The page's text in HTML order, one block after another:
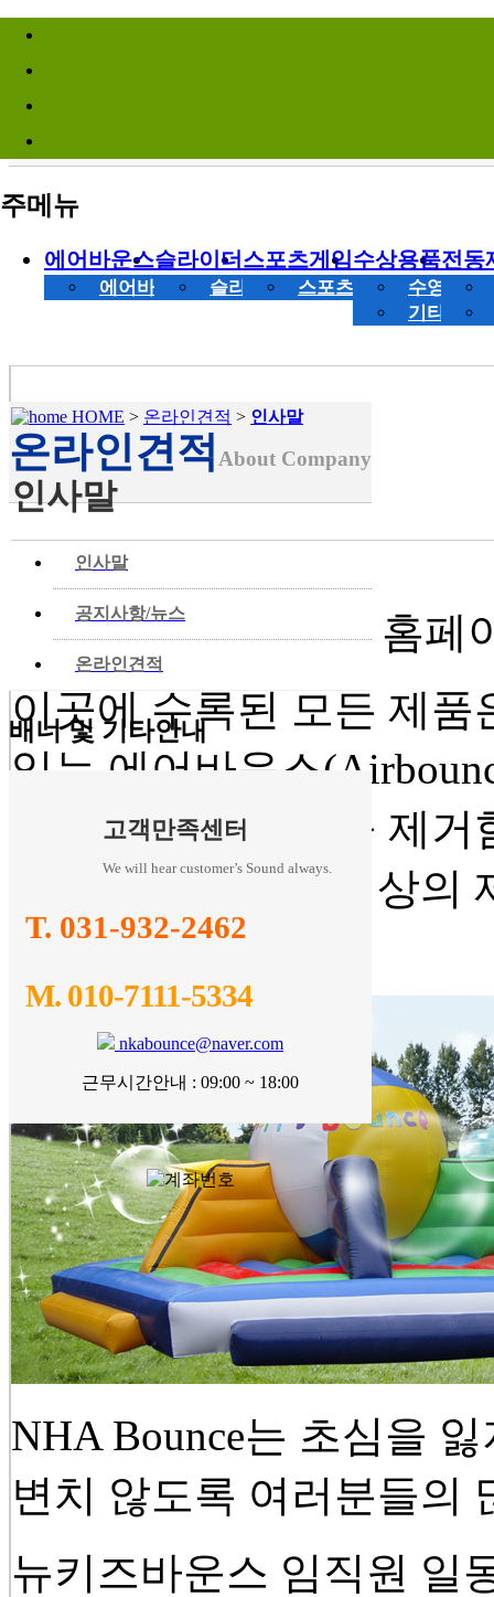
바로가기메뉴
주메뉴
에어바운스
에어바운스
슬라이더
슬라이더
스포츠게임
스포츠게임
수상용품
수영장
기타 수상
전동
온라인견적 About Company
인사말
공지사항/뉴스
온라인견적
배너 및 기타안내
고객만족센터
We will hear customer’s Sound always.
T. 031-932-2462
M. 010-7111-5334
nkabounce@naver.com
근무시간안내 : 09:00 ~ 18:00
HOME > 온라인견적 > 인사말
인사말
New Kids Bounce의 홈
이곳에 수록된 모든 제
있는 에어바운스
을 엄선하여 거품을 제
거움을 원칙으로 최상
고 있습니다.
NHA Bounce는 초심을
변치 않도록 여러분들의
뉴키즈바운스 임직원 일